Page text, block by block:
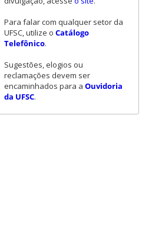
Para falar com qualquer setor da
UFSC, utilize o Catálogo
Telefônico.
Sugestões, elogios ou
reclamações devem ser
encaminhados para a Ouvidoria
da UFSC.